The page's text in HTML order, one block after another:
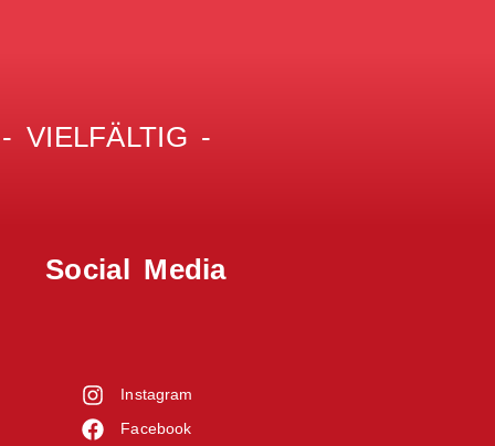
VIELFÄLTIG -
Social Media
Instagram
Facebook